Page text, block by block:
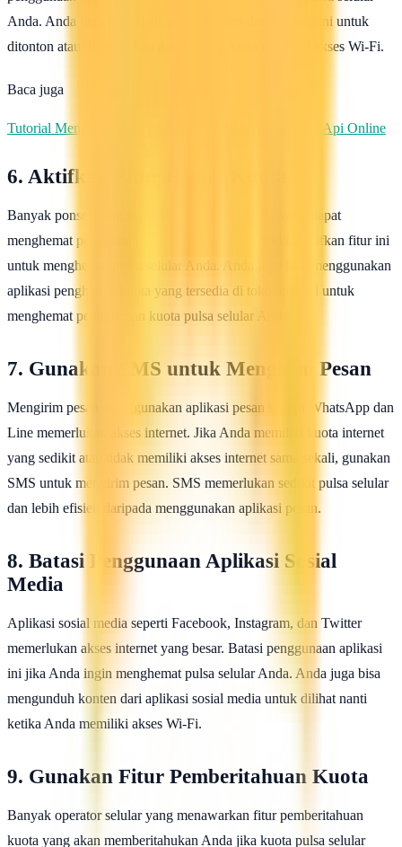
Anda. Anda juga bisa mengunduh konten dari aplikasi ini untuk
ditonton atau didengarkan nanti ketika Anda memiliki akses Wi-Fi.
Baca juga
Tutorial Mengatasi Masalah Saat Membeli Tiket Kereta Api Online
6. Aktifkan Fitur Hemat Kuota
Banyak ponsel yang memiliki fitur hemat kuota yang dapat
menghemat penggunaan kuota pulsa selular Anda. Aktifkan fitur ini
untuk menghemat pulsa selular Anda. Anda juga bisa menggunakan
aplikasi penghemat kuota yang tersedia di toko aplikasi untuk
menghemat penggunaan kuota pulsa selular Anda.
7. Gunakan SMS untuk Mengirim Pesan
Mengirim pesan menggunakan aplikasi pesan seperti WhatsApp dan
Line memerlukan akses internet. Jika Anda memiliki kuota internet
yang sedikit atau tidak memiliki akses internet sama sekali, gunakan
SMS untuk mengirim pesan. SMS memerlukan sedikit pulsa selular
dan lebih efisien daripada menggunakan aplikasi pesan.
8. Batasi Penggunaan Aplikasi Sosial
Media
Aplikasi sosial media seperti Facebook, Instagram, dan Twitter
memerlukan akses internet yang besar. Batasi penggunaan aplikasi
ini jika Anda ingin menghemat pulsa selular Anda. Anda juga bisa
mengunduh konten dari aplikasi sosial media untuk dilihat nanti
ketika Anda memiliki akses Wi-Fi.
9. Gunakan Fitur Pemberitahuan Kuota
Banyak operator selular yang menawarkan fitur pemberitahuan
kuota yang akan memberitahukan Anda jika kuota pulsa selular